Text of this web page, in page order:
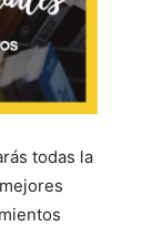
todas la